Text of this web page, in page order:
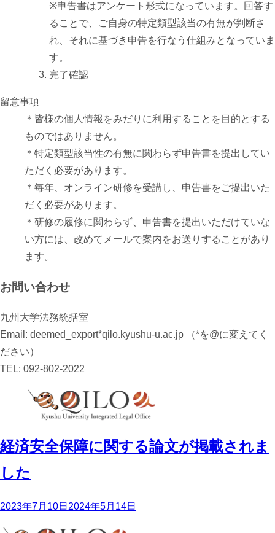
※申告書はアンケート形式になっています。回答す
ることで、ご自身の特定類型該当の有無が判断さ
れ、それに基づき申告を行なう仕組みとなっていま
す。
完了確認
留意事項
＊皆様の個人情報をみだりに利用することを目的とする
ものではありません。
＊特定類型該当性の有無に関わらず申告書を提出してい
ただく必要があります。
＊毎年、オンライン研修を受講し、申告書をご提出いた
だく必要があります。
＊研修の履修に関わらず、申告書を提出いただけていな
い方には、改めてメールで案内をお送りすることがあり
ます。
お問い合わせ
九州大学法務統括室
Email: deemed_export*qilo.kyushu-u.ac.jp （*を@に変えてく
ださい）
TEL: 092-802-2022
経済安全保障に関する論文が掲載されま
した
投
2023年7月10日 2024年5月14日